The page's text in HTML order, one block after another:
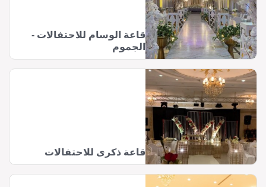
قاعة الوسام للاحتفالات -
الجموم
قاعة ذكرى للاحتفالات